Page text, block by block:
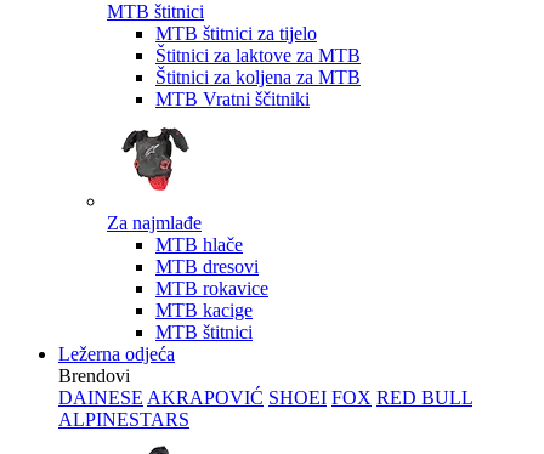
MTB štitnici
MTB štitnici za tijelo
Štitnici za laktove za MTB
Štitnici za koljena za MTB
MTB Vratni ščitniki
Za najmlađe
MTB hlače
MTB dresovi
MTB rokavice
MTB kacige
MTB štitnici
Ležerna odjeća
Brendovi
DAINESE AKRAPOVIĆ SHOEI FOX RED BULL
ALPINESTARS